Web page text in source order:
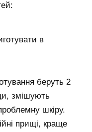
в
беруть 2
змішують
шкіру.
прищі, краще